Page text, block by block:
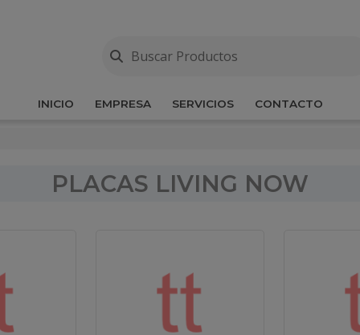
INICIO EMPRESA SERVICIOS CONTACTO
PLACAS LIVING NOW